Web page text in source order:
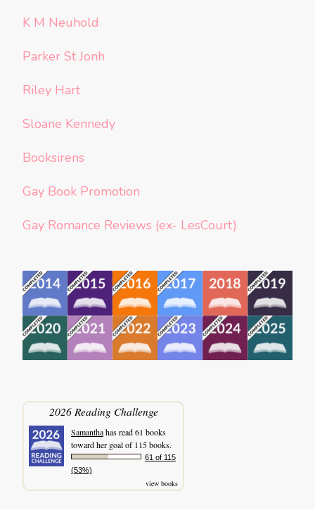
K M Neuhold
Parker St Jonh
Riley Hart
Sloane Kennedy
Booksirens
Gay Book Promotion
Gay Romance Reviews (ex- LesCourt)
2026 Reading Challenge
Samanthahas read 61 books
toward her goal of 115 books.
61 of 115
(53%)
view books